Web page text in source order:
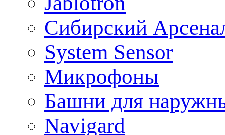
Сибирский
System Sensor
Микрофоны
Башни для
Navigard